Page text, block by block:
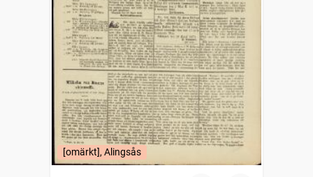
[omärkt], Alingsås